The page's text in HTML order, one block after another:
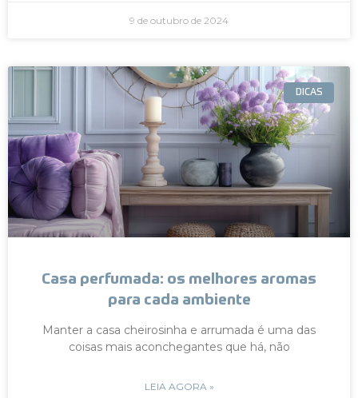
9 de outubro de 2024
DICAS
Casa perfumada: os melhores aromas
para cada ambiente
Manter a casa cheirosinha e arrumada é uma das
coisas mais aconchegantes que há, não
LEIA AGORA »